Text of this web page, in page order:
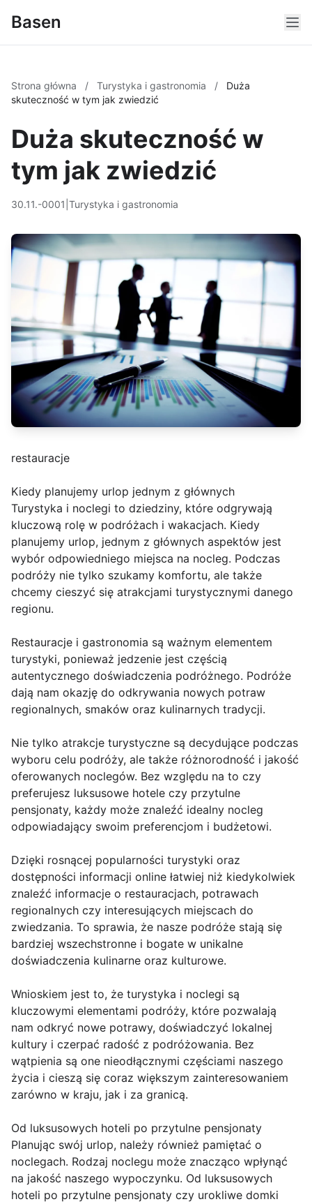
Basen
Strona główna / Turystyka i gastronomia /
Duża
skuteczność w tym jak zwiedzić
Duża skuteczność w
tym jak zwiedzić
30.11.-0001 Turystyka i gastronomia
restauracje
Kiedy planujemy urlop jednym z głównych
Turystyka i noclegi to dziedziny, które odgrywają
kluczową rolę w podróżach i wakacjach. Kiedy
planujemy urlop, jednym z głównych aspektów jest
wybór odpowiedniego miejsca na nocleg. Podczas
podróży nie tylko szukamy komfortu, ale także
chcemy cieszyć się atrakcjami turystycznymi danego
regionu.
Restauracje i gastronomia są ważnym elementem
turystyki, ponieważ jedzenie jest częścią
autentycznego doświadczenia podróżnego. Podróże
dają nam okazję do odkrywania nowych potraw
regionalnych, smaków oraz kulinarnych tradycji.
Nie tylko atrakcje turystyczne są decydujące podczas
wyboru celu podróży, ale także różnorodność i jakość
oferowanych noclegów. Bez względu na to czy
preferujesz luksusowe hotele czy przytulne
pensjonaty, każdy może znaleźć idealny nocleg
odpowiadający swoim preferencjom i budżetowi.
Dzięki rosnącej popularności turystyki oraz
dostępności informacji online łatwiej niż kiedykolwiek
znaleźć informacje o restauracjach, potrawach
regionalnych czy interesujących miejscach do
zwiedzania. To sprawia, że nasze podróże stają się
bardziej wszechstronne i bogate w unikalne
doświadczenia kulinarne oraz kulturowe.
Wnioskiem jest to, że turystyka i noclegi są
kluczowymi elementami podróży, które pozwalają
nam odkryć nowe potrawy, doświadczyć lokalnej
kultury i czerpać radość z podróżowania. Bez
wątpienia są one nieodłącznymi częściami naszego
życia i cieszą się coraz większym zainteresowaniem
zarówno w kraju, jak i za granicą.
Od luksusowych hoteli po przytulne pensjonaty
Planując swój urlop, należy również pamiętać o
noclegach. Rodzaj noclegu może znacząco wpłynąć
na jakość naszego wypoczynku. Od luksusowych
hoteli po przytulne pensjonaty czy urokliwe domki